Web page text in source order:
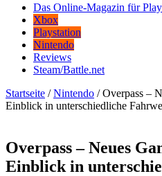
Das Online-Magazin für
Xbox
Playstation
Nintendo
Reviews
Steam/Battle.net
Startseite / Nintendo / Overpass –
Einblick in unterschiedliche
Overpass – Neues
Einblick in